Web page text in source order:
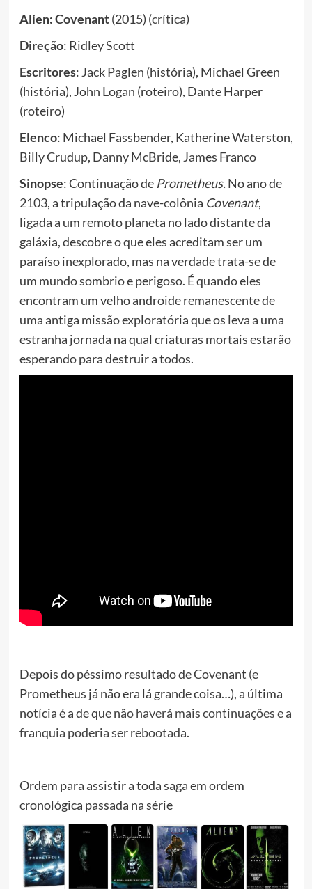
Alien: Covenant(2015) (crítica)
Direção: Ridley Scott
Escritores: Jack Paglen (história), Michael Green
(história), John Logan (roteiro), Dante Harper
(roteiro)
Elenco: Michael Fassbender, Katherine Waterston,
Billy Crudup, Danny McBride, James Franco
Sinopse: Continuação de Prometheus.No ano de
2103, a tripulação da nave-colônia Covenant,
ligada a um remoto planeta no lado distante da
galáxia, descobre o que eles acreditam ser um
paraíso inexplorado, mas na verdade trata-se de
um mundo sombrio e perigoso. É quando eles
encontram um velho androide remanescente de
uma antiga missão exploratória que os leva a uma
estranha jornada na qual criaturas mortais estarão
esperando para destruir a todos.
Depois do péssimo resultado de Covenant (e
Prometheus já não era lá grande coisa…), a última
notícia é a de quenão haverá mais continuações e a
franquia poderia ser rebootada.
Ordem para assistir a toda saga em ordem
cronológica passada na série